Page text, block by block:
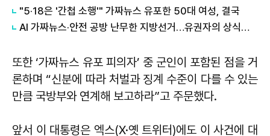
"5·18은 '간첩 소행'" 가짜뉴스 유포한 50대 여성, 결국
AI 가짜뉴스·안전 공방 난무한 지방선거…유권자의 상식이 필요하다
또한 ‘가짜뉴스 유포 피의자’ 중 군인이 포함된 점을 거
론하며 “신분에 따라 처벌과 징계 수준이 다를 수 있는
만큼 국방부와 연계해 보고하라”고 주문했다.
앞서 이 대통령은 엑스(X·옛 트위터)에도 이 사건에 대